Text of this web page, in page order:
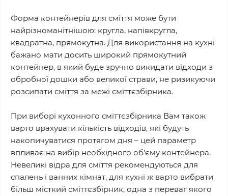
Форма контейнерів для сміття може бути
найрізноманітнішою: кругла, напівкругла,
квадратна, прямокутна. Для використання на кухні
бажано мати досить широкий прямокутний
контейнер, в який буде зручно викидати відходи з
обробної дошки або великої страви, не ризикуючи
розсипати сміття за межі сміттєзбірника.
При виборі кухонного сміттєзбірника Вам також
варто врахувати кількість відходів, які будуть
накопичуватися протягом дня – цей параметр
впливає на вибір необхідного об'єму контейнера.
Невеликі відра для сміття рекомендуються для
спалень і ванних кімнат, для кухні ж варто вибрати
більш місткий сміттєзбірник, одна з переваг якого